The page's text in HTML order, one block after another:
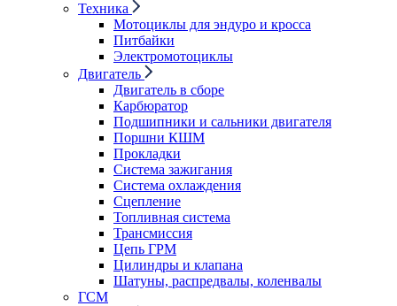
Техника
Мотоциклы для эндуро и кросса
Питбайки
Электромотоциклы
Двигатель
Двигатель в сборе
Карбюратор
Подшипники и сальники двигателя
Поршни КШМ
Прокладки
Система зажигания
Система охлаждения
Сцепление
Топливная система
Трансмиссия
Цепь ГРМ
Цилиндры и клапана
Шатуны, распредвалы, коленвалы
ГСМ